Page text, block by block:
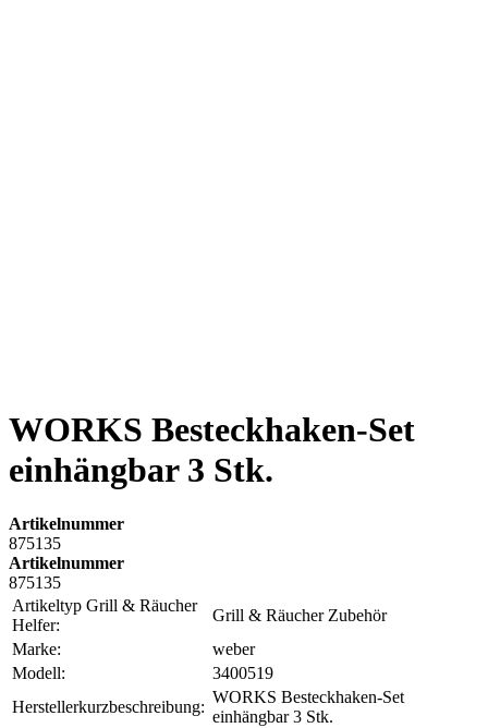
WORKS Besteckhaken-Set
einhängbar 3 Stk.
Artikelnummer
875135
Artikelnummer
875135
Artikeltyp Grill & Räucher
Helfer:
Grill & Räucher Zubehör
Marke:
weber
Modell:
3400519
Herstellerkurzbeschreibung:
WORKS Besteckhaken-Set
einhängbar 3 Stk.